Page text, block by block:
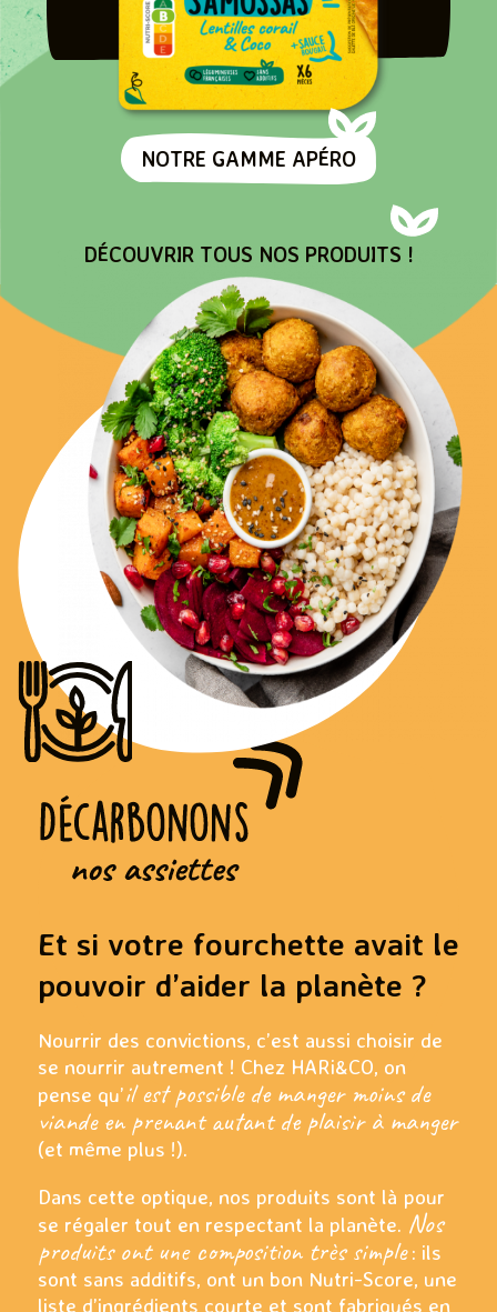
NOTRE GAMME APÉRO
DÉCOUVRIR TOUS NOS PRODUITS !
Et si votre fourchette avait le
pouvoir d’aider la planète ?
Nourrir des convictions, c’est aussi choisir de
se nourrir autrement ! Chez HARi&CO, on
pense qu’il est possible de manger moins de
viande en prenant autant de plaisir à manger
(et même plus !).
Dans cette optique, nos produits sont là pour
se régaler tout en respectant la planète. Nos
produits ont une composition très simple: ils
sont sans additifs, ont un bon Nutri-Score, une
liste d’ingrédients courte et sont fabriqués en